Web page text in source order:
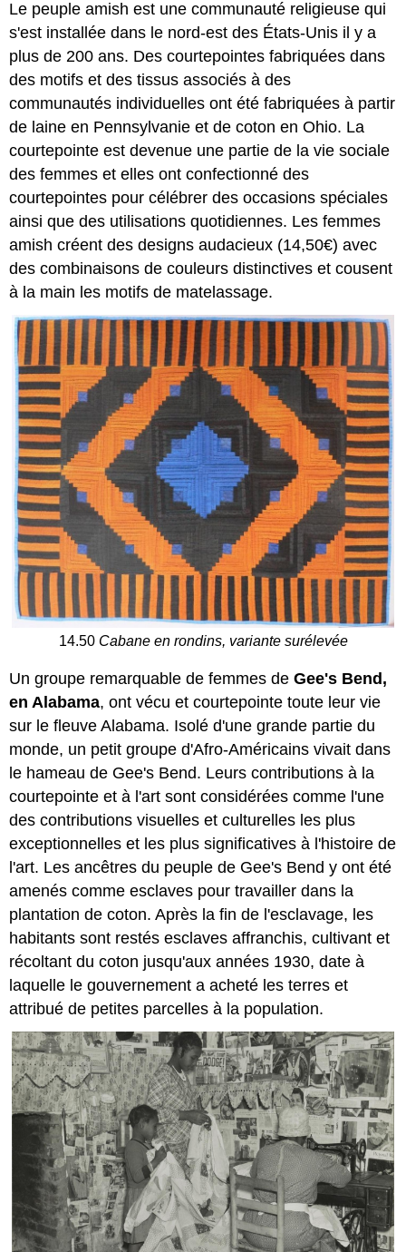
Le peuple amish est une communauté religieuse qui
s'est installée dans le nord-est des États-Unis il y a
plus de 200 ans. Des courtepointes fabriquées dans
des motifs et des tissus associés à des
communautés individuelles ont été fabriquées à partir
de laine en Pennsylvanie et de coton en Ohio. La
courtepointe est devenue une partie de la vie sociale
des femmes et elles ont confectionné des
courtepointes pour célébrer des occasions spéciales
ainsi que des utilisations quotidiennes. Les femmes
amish créent des designs audacieux (14,50€) avec
des combinaisons de couleurs distinctives et cousent
à la main les motifs de matelassage.
14.50 Cabane en rondins, variante surélevée
Un groupe remarquable de femmes deGee's Bend,
en Alabama, ont vécu et courtepointe toute leur vie
sur le fleuve Alabama. Isolé d'une grande partie du
monde, un petit groupe d'Afro-Américains vivait dans
le hameau de Gee's Bend. Leurs contributions à la
courtepointe et à l'art sont considérées comme l'une
des contributions visuelles et culturelles les plus
exceptionnelles et les plus significatives à l'histoire de
l'art. Les ancêtres du peuple de Gee's Bend y ont été
amenés comme esclaves pour travailler dans la
plantation de coton. Après la fin de l'esclavage, les
habitants sont restés esclaves affranchis, cultivant et
récoltant du coton jusqu'aux années 1930, date à
laquelle le gouvernement a acheté les terres et
attribué de petites parcelles à la population.